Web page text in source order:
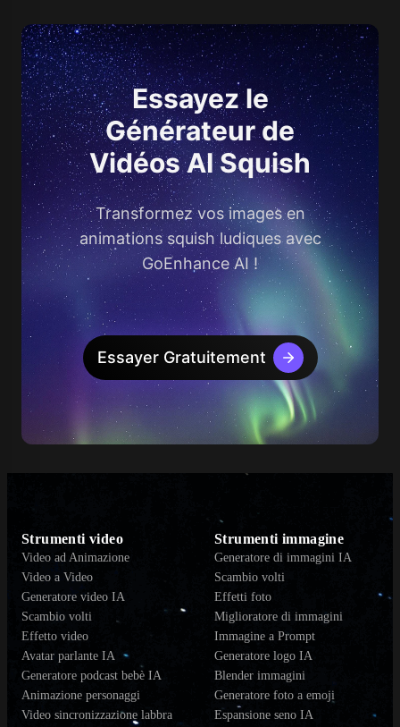
Essayez le
Générateur de
Vidéos AI Squish
Transformez vos images en
animations squish ludiques avec
GoEnhance AI !
Essayer Gratuitement
Strumenti video
Video ad Animazione
Video a Video
Generatore video IA
Scambio volti
Effetto video
Avatar parlante IA
Generatore podcast bebè IA
Animazione personaggi
Video sincronizzazione labbra
Strumenti immagine
Generatore di immagini IA
Scambio volti
Effetti foto
Miglioratore di immagini
Immagine a Prompt
Generatore logo IA
Blender immagini
Generatore foto a emoji
Espansione seno IA